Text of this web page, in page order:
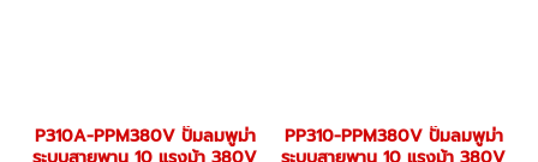
P310A-PPM380V ปั๊มลมพูม่า
PP310-PPM380V ปั๊มลมพูม่า